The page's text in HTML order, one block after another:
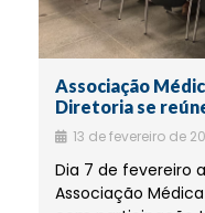
Associação
Diretoria se
13 de fevereiro de
Dia 7 de fevereiro
Associação